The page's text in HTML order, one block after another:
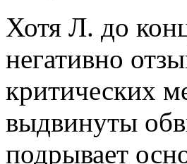
Хотя Л. до
негативно
критических
выдвинуты
подрывает